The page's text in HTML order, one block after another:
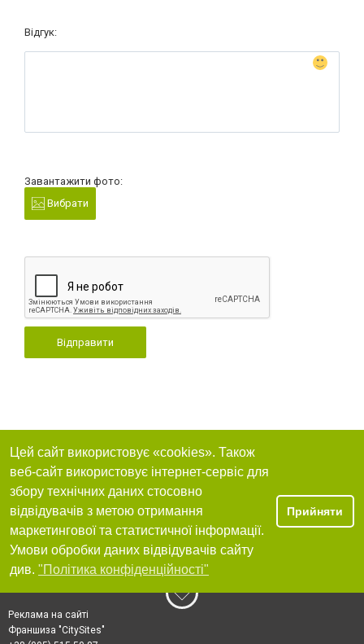
Відгук:
Завантажити фото:
Вибрати
Відправити
Цей сайт використовує «cookies». Також
веб-сайт використовує інтернет-сервіс для
збору технічних даних стосовно
відвідувачів з метою отримання
маркетингової та статистичної інформації.
Умови обробки даних відвідувачів сайту
див. "Політика конфіденційності"
Прийняти
Реклама на сайті
Франшиза "CitySites"